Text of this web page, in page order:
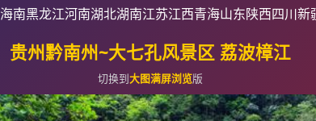
海南黑龙江河南湖北湖南江苏江西青海山东陕西四川新
贵州黔南州~大七孔风景区 荔波樟江
切换到大图满屏浏览版